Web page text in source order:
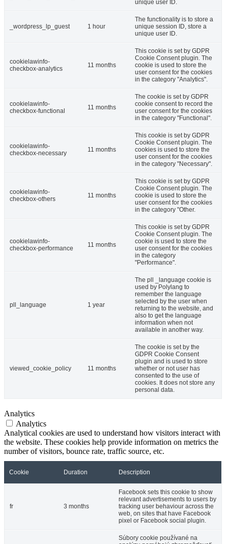
unique user ID.
_wordpress_lp_guest 1 hour
The functionality is to store a
unique session ID, store a
unique user ID.
cookielawinfo-
checkbox-analytics
11 months
This cookie is set by GDPR
Cookie Consent plugin. The
cookie is used to store the
user consent for the cookies
in the category "Analytics".
cookielawinfo-
checkbox-functional
11 months
The cookie is set by GDPR
cookie consent to record the
user consent for the cookies
in the category "Functional".
cookielawinfo-
checkbox-necessary
11 months
This cookie is set by GDPR
Cookie Consent plugin. The
cookies is used to store the
user consent for the cookies
in the category "Necessary".
cookielawinfo-
checkbox-others
11 months
This cookie is set by GDPR
Cookie Consent plugin. The
cookie is used to store the
user consent for the cookies
in the category "Other.
cookielawinfo-
checkbox-performance
11 months
This cookie is set by GDPR
Cookie Consent plugin. The
cookie is used to store the
user consent for the cookies
in the category
"Performance".
pll_language 1 year
The pll _language cookie is
used by Polylang to
remember the language
selected by the user when
returning to the website, and
also to get the language
information when not
available in another way.
viewed_cookie_policy 11 months
The cookie is set by the
GDPR Cookie Consent
plugin and is used to store
whether or not user has
consented to the use of
cookies. It does not store any
personal data.
Analytics
Analytics
Analytical cookies are used to understand how visitors interact with
the website. These cookies help provide information on metrics the
number of visitors, bounce rate, traffic source, etc.
Cookie Duration Description
fr 3 months
Facebook sets this cookie to show
relevant advertisements to users by
tracking user behaviour across the
web, on sites that have Facebook
pixel or Facebook social plugin.
Súbory cookie používané na